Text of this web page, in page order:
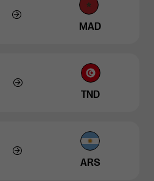
MAD
TND
ARS